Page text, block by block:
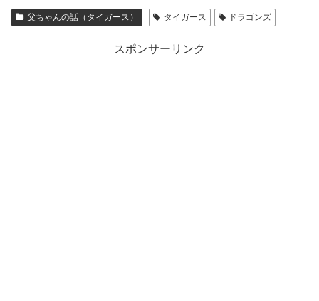
父ちゃんの話（タイガース） タイガース ドラゴンズ
スポンサーリンク